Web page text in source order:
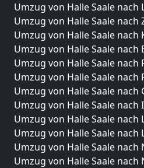
Umzug von Halle Saale nach
Umzug von Halle Saale nach
Umzug von Halle Saale nach
Umzug von Halle Saale nach
Umzug von Halle Saale nach
Umzug von Halle Saale nach
Umzug von Halle Saale nach
Umzug von Halle Saale nach
Umzug von Halle Saale nach
Umzug von Halle Saale nach
Umzug von Halle Saale nach
Umzug von Halle Saale nach